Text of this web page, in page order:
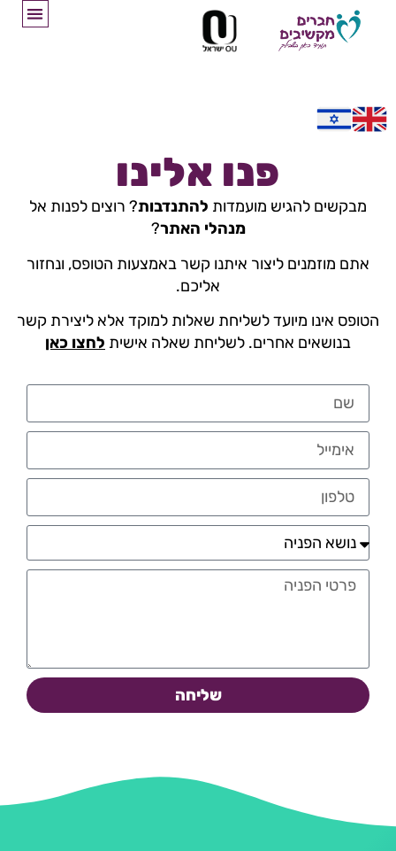
פנו אלינו
מבקשים להגיש מועמדות להתנדבות? רוצים לפנות אל
מנהלי האתר?
אתם מוזמנים ליצור איתנו קשר באמצעות הטופס, ונחזור
אליכם.
הטופס אינו מיועד לשליחת שאלות למוקד אלא ליצירת קשר
בנושאים אחרים. לשליחת שאלה אישית לחצו כאן
שליחה